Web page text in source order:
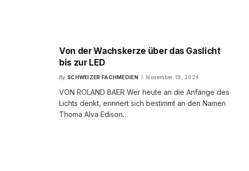
Von der Wachskerze über das Gaslicht
bis zur LED
By SCHWEIZER FACHMEDIEN November 19, 2024
VON ROLAND BAER Wer heute an die Anfänge des
Lichts denkt, erinnert sich bestimmt an den Namen
Thoma Alva Edison…